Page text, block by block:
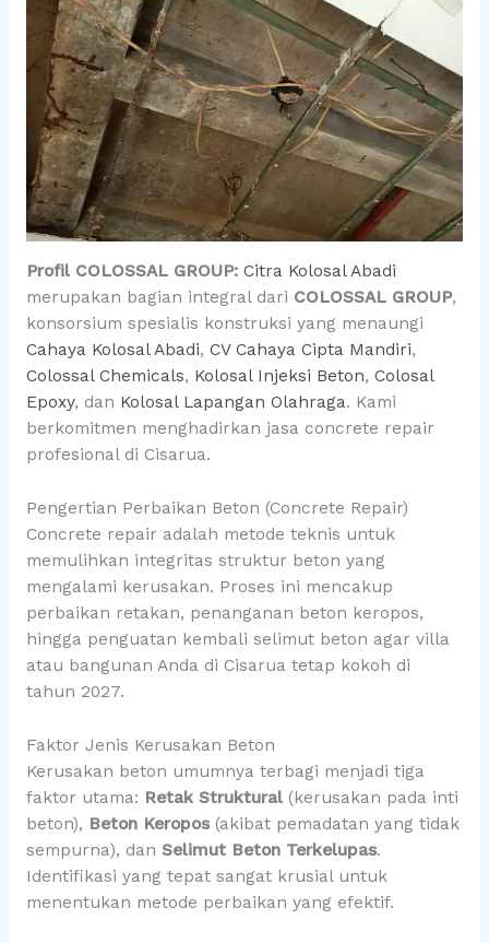
Profil COLOSSAL GROUP: Citra Kolosal Abadi
merupakan bagian integral dari COLOSSAL GROUP,
konsorsium spesialis konstruksi yang menaungi
Cahaya Kolosal Abadi, CV Cahaya Cipta Mandiri,
Colossal Chemicals, Kolosal Injeksi Beton, Colosal
Epoxy, dan Kolosal Lapangan Olahraga. Kami
berkomitmen menghadirkan jasa concrete repair
profesional di Cisarua.
Pengertian Perbaikan Beton (Concrete Repair)
Concrete repair adalah metode teknis untuk
memulihkan integritas struktur beton yang
mengalami kerusakan. Proses ini mencakup
perbaikan retakan, penanganan beton keropos,
hingga penguatan kembali selimut beton agar villa
atau bangunan Anda di Cisarua tetap kokoh di
tahun 2027.
Faktor Jenis Kerusakan Beton
Kerusakan beton umumnya terbagi menjadi tiga
faktor utama: Retak Struktural(kerusakan pada inti
beton), Beton Keropos(akibat pemadatan yang tidak
sempurna), dan Selimut Beton Terkelupas.
Identifikasi yang tepat sangat krusial untuk
menentukan metode perbaikan yang efektif.